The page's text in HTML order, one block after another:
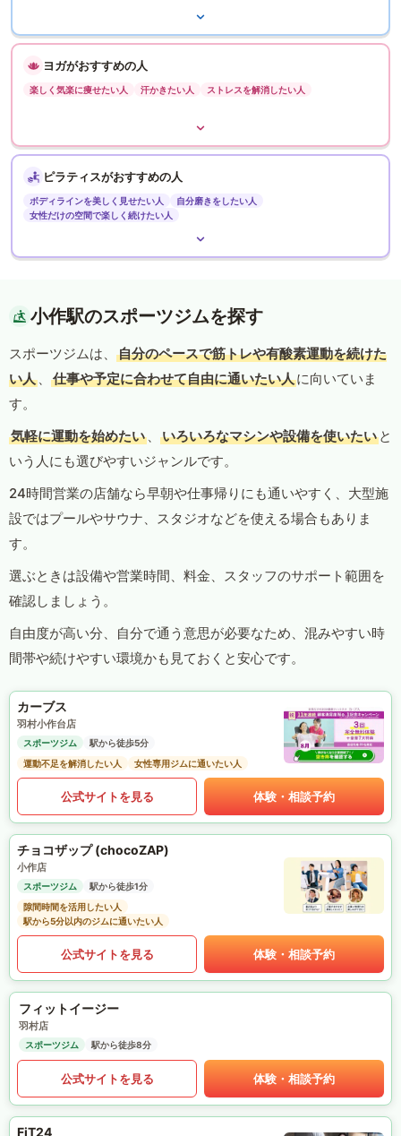
ヨガがおすすめの人
楽しく気楽に痩せたい人 汗かきたい人 ストレスを解消したい人
ピラティスがおすすめの人
ボディラインを美しく見せたい人
自分磨きをしたい人
女性だけの空間で楽しく続けたい人
小作駅のスポーツジムを探す
スポーツジムは、
自分のペースで筋トレや有酸素運動を続けた
い人 、 仕事や予定に合わせて自由に通いたい人に向いていま
す。
気軽に運動を始めたい 、 いろいろなマシンや設備を使いたい と
いう人にも選びやすいジャンルです。
24時間営業の店舗なら早朝や仕事帰りにも通いやすく、大型施
設ではプールやサウナ、スタジオなどを使える場合もありま
す。
選ぶときは設備や営業時間、料金、スタッフのサポート範囲を
確認しましょう。
自由度が高い分、自分で通う意思が必要なため、混みやすい時
間帯や続けやすい環境かも見ておくと安心です。
カーブス
羽村小作台店
スポーツジム
駅から徒歩5分
運動不足を解消したい人
女性専用ジムに通いたい人
公式サイトを見る 体験・相談予約
チョコザップ (chocoZAP)
小作店
スポーツジム
駅から徒歩1分
隙間時間を活用したい人
駅から5分以内のジムに通いたい人
公式サイトを見る 体験・相談予約
フィットイージー
羽村店
スポーツジム 駅から徒歩8分
公式サイトを見る 体験・相談予約
FiT24